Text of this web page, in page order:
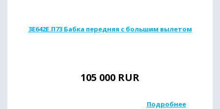
3Е642Е.П73 Бабка передняя с большим вылетом
105 000 RUR
Подробнее